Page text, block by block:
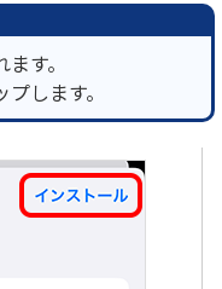
す。
します。